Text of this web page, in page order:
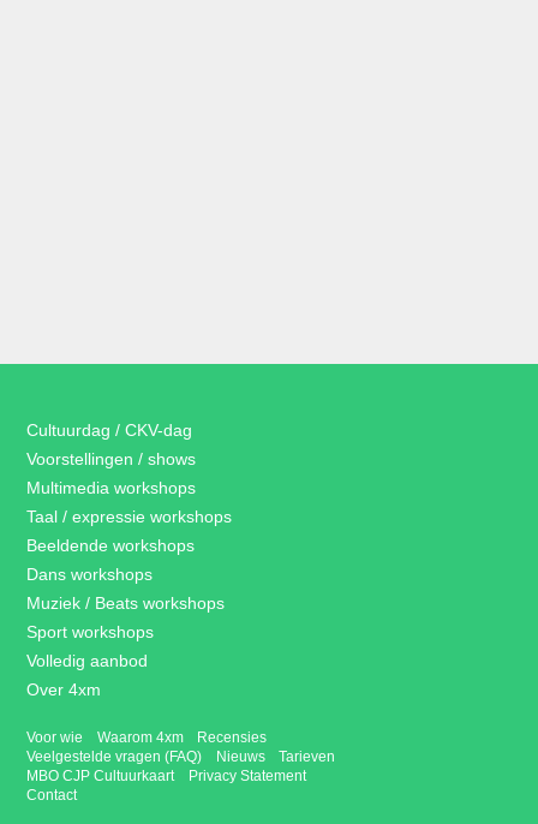
Cultuurdag / CKV-dag
Voorstellingen / shows
Multimedia workshops
Taal / expressie workshops
Beeldende workshops
Dans workshops
Muziek / Beats workshops
Sport workshops
Volledig aanbod
Over 4xm
Voor wie Waarom 4xm
Recensies
Veelgestelde vragen (FAQ)
Nieuws
Tarieven
MBO CJP Cultuurkaart
Privacy Statement
Contact